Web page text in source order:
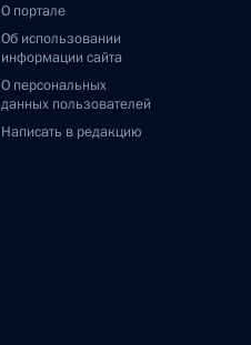
О портале
Об использовании
информации сайта
О персональных
данных пользователей
Написать в редакцию